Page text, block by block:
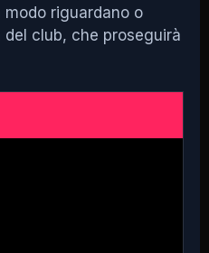
modo riguardano o
club, che proseguirà